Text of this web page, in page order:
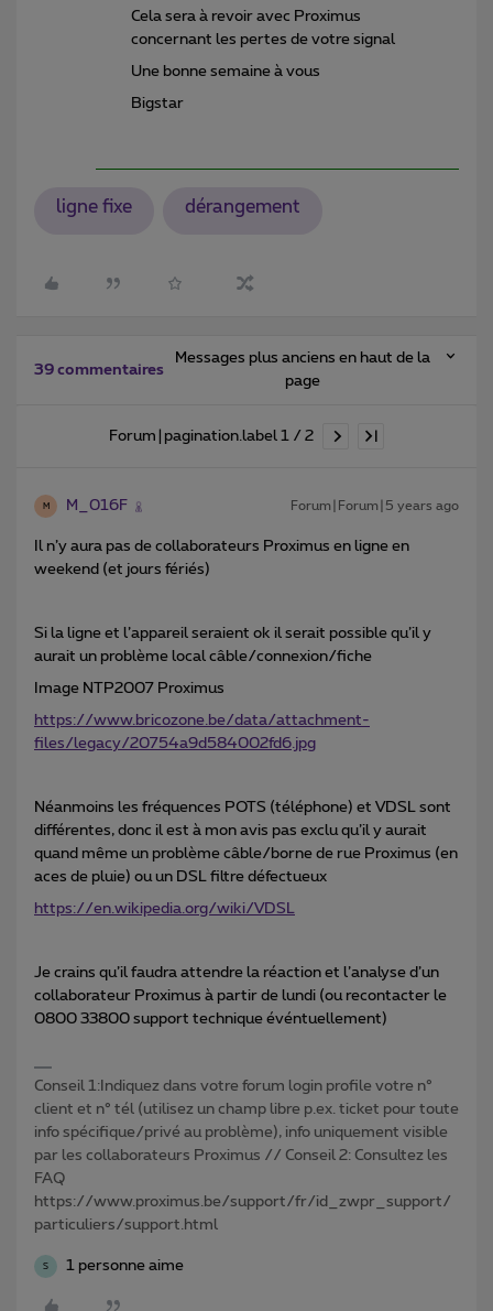
Cela sera à revoir avec Proximus
concernant les pertes de votre signal
Une bonne semaine à vous
Bigstar
ligne fixe dérangement
39 commentaires
Messages plus anciens en haut de la
page
Forum|pagination.label 1 / 2
M M_016F Forum|Forum|5 years ago
Il n’y aura pas de collaborateurs Proximus en ligne en
weekend (et jours fériés)
Si la ligne et l’appareil seraient ok il serait possible qu’il y
aurait un problème local câble/connexion/fiche
Image NTP2007 Proximus
https://www.bricozone.be/data/attachment-
files/legacy/20754a9d584002fd6.jpg
Néanmoins les fréquences POTS (téléphone) et VDSL sont
différentes, donc il est à mon avis pas exclu qu’il y aurait
quand même un problème câble/borne de rue Proximus (en
aces de pluie) ou un DSL filtre défectueux
https://en.wikipedia.org/wiki/VDSL
Je crains qu’il faudra attendre la réaction et l’analyse d’un
collaborateur Proximus à partir de lundi (ou recontacter le
0800 33800 support technique événtuellement)
Conseil 1:Indiquez dans votre forum login profile votre n°
client et n° tél (utilisez un champ libre p.ex. ticket pour toute
info spécifique/privé au problème), info uniquement visible
par les collaborateurs Proximus // Conseil 2: Consultez les
FAQ
https://www.proximus.be/support/fr/id_zwpr_support/
particuliers/support.html
S 1 personne aime